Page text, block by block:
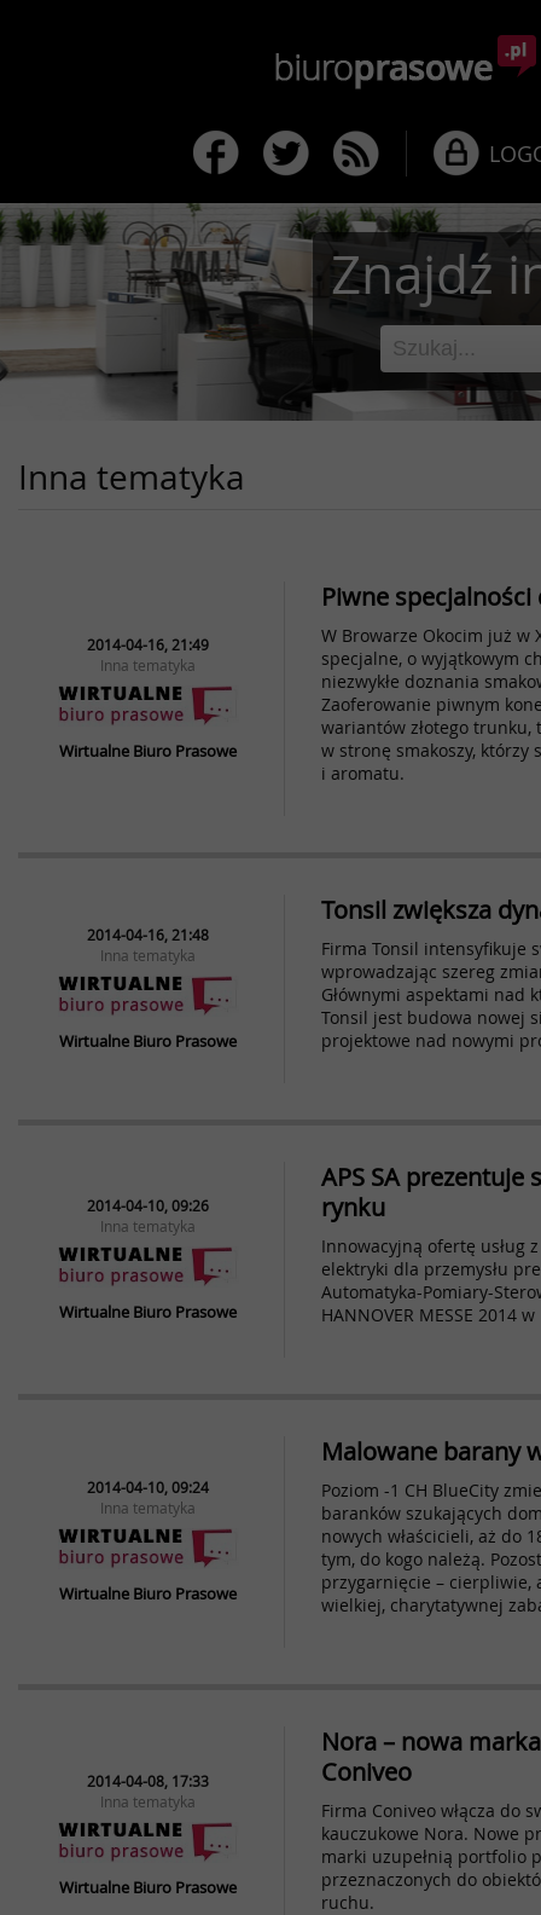
Znajdź
Inna tematyka
2014-04-16, 21:49
Inna tematyka
Wirtualne Biuro Prasowe
Piwne
W Browarze Okocim już w
specjalne, o wyjątkowym
niezwykłe doznania
Zaoferowanie piwnym
wariantów złotego trunku,
w stronę smakoszy, którzy
i aromatu.
2014-04-16, 21:48
Inna tematyka
Wirtualne Biuro Prasowe
Tonsil zwiększa
Firma Tonsil intensyfikuje
wprowadzając szereg
Głównymi aspektami nad
Tonsil jest budowa nowej
projektowe nad nowymi
2014-04-10, 09:26
Inna tematyka
Wirtualne Biuro Prasowe
APS SA prezentuje
rynku
Innowacyjną ofertę usług
elektryki dla przemysłu
Automatyka-Pomiary-
HANNOVER MESSE 2014
2014-04-10, 09:24
Inna tematyka
Wirtualne Biuro Prasowe
Malowane barany
Poziom -1 CH BlueCity
baranków szukających
nowych właścicieli, aż do
tym, do kogo należą.
przygarnięcie – cierpliwie,
wielkiej, charytatywnej
2014-04-08, 17:33
Inna tematyka
Wirtualne Biuro Prasowe
Nora – nowa
Coniveo
Firma Coniveo włącza do
kauczukowe Nora. Nowe
marki uzupełnią portfolio
przeznaczonych do
ruchu.